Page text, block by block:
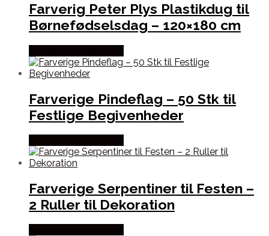
Farverig Peter Plys Plastikdug til
Børnefødselsdag – 120×180 cm
Farverige Pindeflag – 50 Stk til
Festlige Begivenheder
Farverige Serpentiner til Festen –
2 Ruller til Dekoration